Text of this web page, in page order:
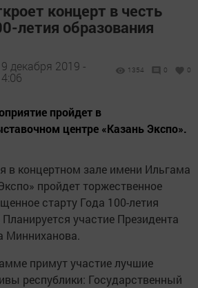
концерт в честь
летия образования
декабря 2019 -
1354 0 0
пройдет в
центре «Казань Экспо».
в концертном зале имени Ильгама
пройдет торжественное
старту Года 100-летия
участие Президента
Минниханова.
примут участие лучшие
республики: Государственный